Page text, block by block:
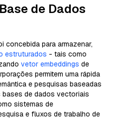
de Dados
concebida para armazenar,
estruturados - tais como
vetor embeddings de
permitem uma rápida
e pesquisas baseadas
bases de dados vectoriais
sistemas de
e fluxos de trabalho de